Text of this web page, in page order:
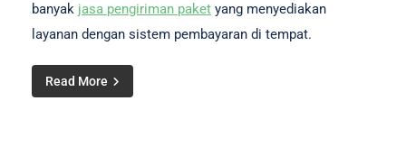
banyak jasa pengiriman paket yang menyediakan
layanan dengan sistem pembayaran di tempat.
Read More